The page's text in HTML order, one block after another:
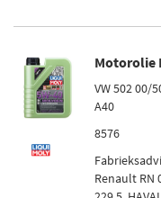
Motorolie
VW 502 00/
A40
8576
Renault RN